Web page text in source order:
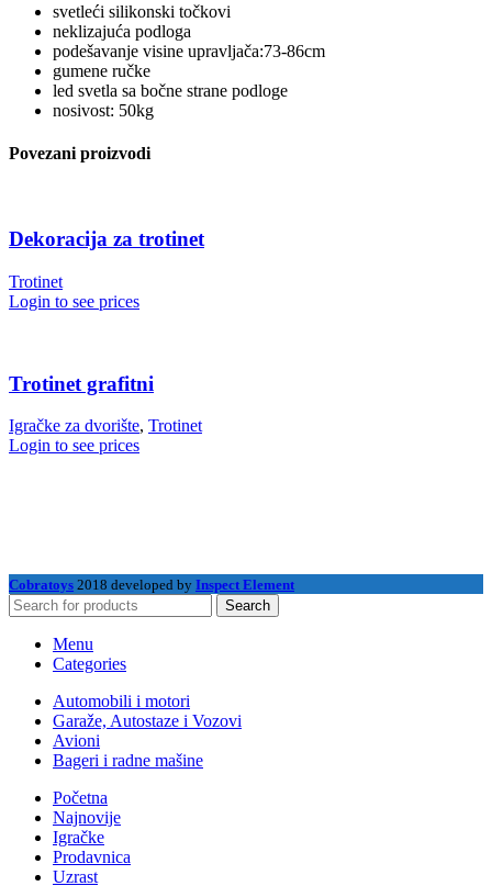
svetleći silikonski točkovi
neklizajuća podloga
podešavanje visine upravljača:73-86cm
gumene ručke
led svetla sa bočne strane podloge
nosivost: 50kg
Povezani proizvodi
Dekoracija za trotinet
Trotinet
Login to see prices
Trotinet grafitni
Igračke za dvorište, Trotinet
Login to see prices
Cobratoys 2018 developed by Inspect Element
Search
Menu
Categories
Automobili i motori
Garaže, Autostaze i Vozovi
Avioni
Bageri i radne mašine
Početna
Najnovije
Igračke
Prodavnica
Uzrast